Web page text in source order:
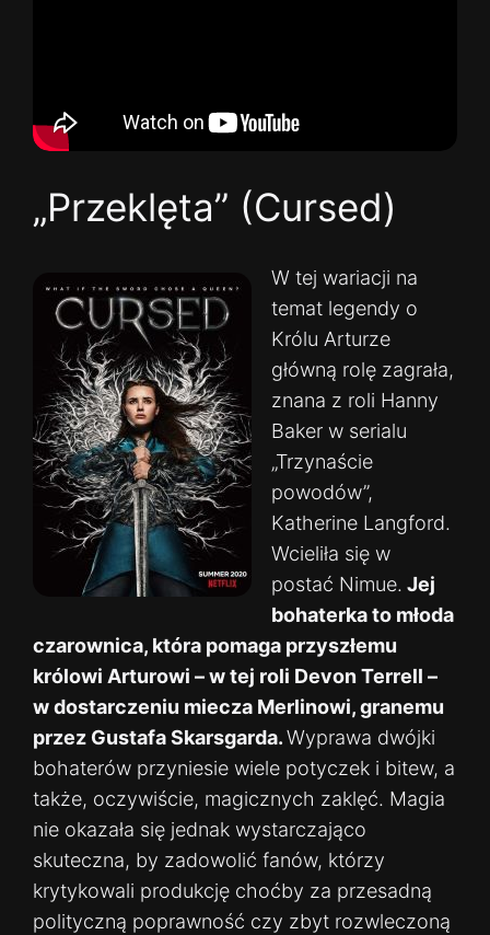
„Przeklęta” (Cursed)
W tej wariacji na
temat legendy o
Królu Arturze
główną rolę zagrała,
znana z roli Hanny
Baker w serialu
„Trzynaście
powodów”,
Katherine Langford.
Wcieliła się w
postać Nimue. Jej
bohaterka to młoda
czarownica, która pomaga przyszłemu
królowi Arturowi – w tej roli Devon Terrell –
w dostarczeniu miecza Merlinowi, granemu
przez Gustafa Skarsgarda.Wyprawa dwójki
bohaterów przyniesie wiele potyczek i bitew, a
także, oczywiście, magicznych zaklęć. Magia
nie okazała się jednak wystarczająco
skuteczna, by zadowolić fanów, którzy
krytykowali produkcję choćby za przesadną
polityczną poprawność czy zbyt rozwleczoną